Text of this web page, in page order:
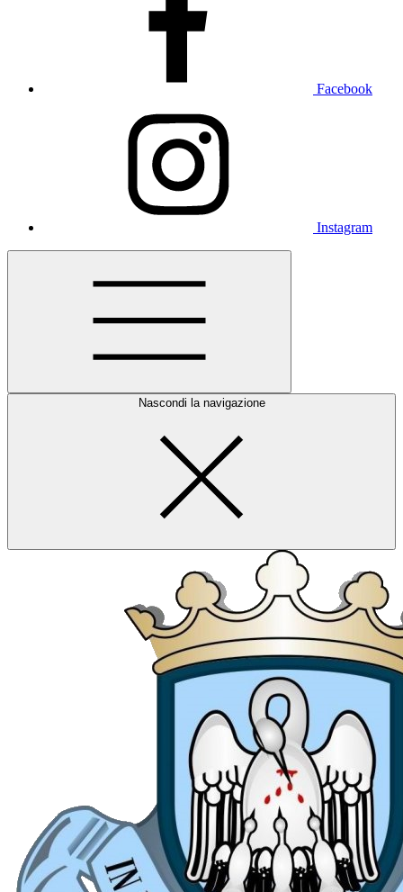
Facebook
Instagram
Nascondi la navigazione